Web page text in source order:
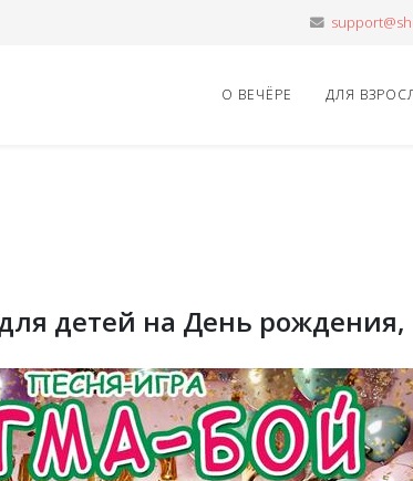
О ВЕЧЁРЕ ДЛЯ
детей на День